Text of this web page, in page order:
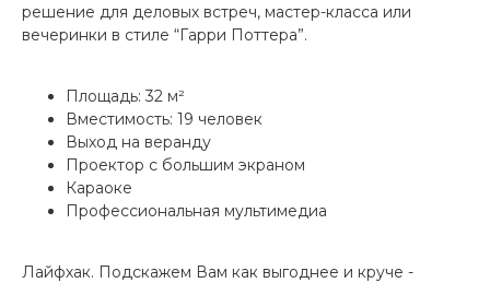
решение для деловых встреч, мастер-класса или
вечеринки в стиле “Гарри Поттера”.
Площадь: 32 м²
Вместимость: 19 человек
Выход на веранду
Проектор с большим экраном
Караоке
Профессиональная мультимедиа
Лайфхак. Подскажем Вам как выгоднее и круче -